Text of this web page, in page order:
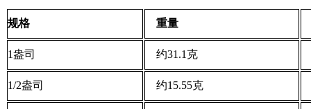
规格 重量
1盎司 约31.1克
1/2盎司 约15.55克